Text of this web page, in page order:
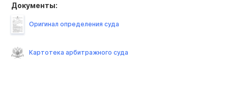
Документы:
Оригинал определения суда
Картотека арбитражного суда